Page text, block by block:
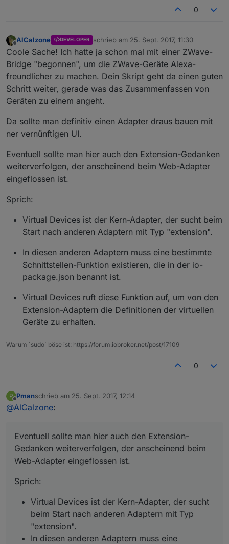
(newDelay !== undefined && newDelay
                log(
'executing function after for '
                readObj.after(
this, val);
            }.bind(
this));
        }.bind(
this));
    }.bind(
this);
    func({state: getState(trigger.id)});
    on(trigger, func);
}
VirtualDevice.prototype.convertValue = function (
if (typeof func !== 'function') {
return
val
return func(
0
Offline
AlCalzone DEVELOPER schrieb am 25. Sept. 2017, 11:30
zuletzt editiert von
Coole Sache! Ich hatte ja schon mal mit einer ZWave-
Bridge "begonnen", um die ZWave-Geräte Alexa-
freundlicher zu machen. Dein Skript geht da einen guten
Schritt weiter, gerade was das Zusammenfassen von
Geräten zu einem angeht.
Da sollte man definitiv einen Adapter draus bauen mit
ner vernünftigen UI.
Eventuell sollte man hier auch den Extension-Gedanken
weiterverfolgen, der anscheinend beim Web-Adapter
eingeflossen ist.
Sprich:
Virtual Devices ist der Kern-Adapter, der sucht beim
Start nach anderen Adaptern mit Typ "extension".
In diesen anderen Adaptern muss eine bestimmte
Schnittstellen-Funktion existieren, die in der io-
package.json benannt ist.
Virtual Devices ruft diese Funktion auf, um von den
Extension-Adaptern die Definitionen der virtuellen
Geräte zu erhalten.
Warum `sudo` böse ist: https://forum.iobroker.net/post/17109
0
P
Offline
Pmanschrieb am 25. Sept. 2017, 12:14
zuletzt editiert von10. Apr. 2017, 19:52
@AlCalzone:
Eventuell sollte man hier auch den Extension-
Gedanken weiterverfolgen, der anscheinend beim
Web-Adapter eingeflossen ist.
Sprich:
Virtual Devices ist der Kern-Adapter, der sucht
beim Start nach anderen Adaptern mit Typ
"extension".
In diesen anderen Adaptern muss eine